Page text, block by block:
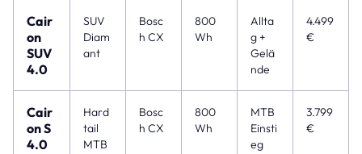
Cair
on
SUV
4.0
SUV
Diam
ant
Bosc
h CX
800
Wh
Allta
g +
Gelä
nde
4.499
€
Cair
on S
4.0
Hard
tail
MTB
Bosc
h CX
800
Wh
MTB
Einsti
eg
3.799
€